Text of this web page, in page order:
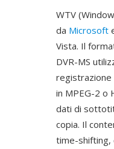
WTV
da Microsoft
Vista. Il
DVR-MS
registrazione
in MPEG-2 o
dati di
copia. Il
time-shifting,